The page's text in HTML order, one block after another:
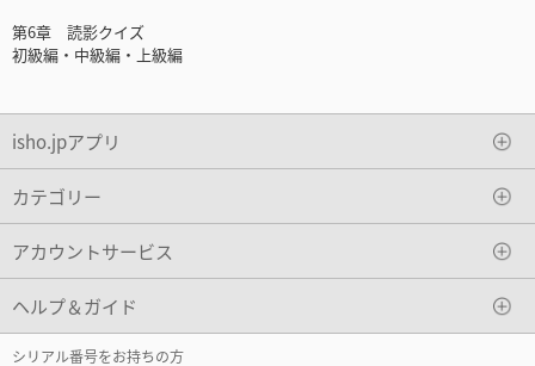
第6章 読影クイズ
初級編・中級編・上級編
isho.jpアプリ
カテゴリー
アカウントサービス
ヘルプ＆ガイド
シリアル番号をお持ちの方